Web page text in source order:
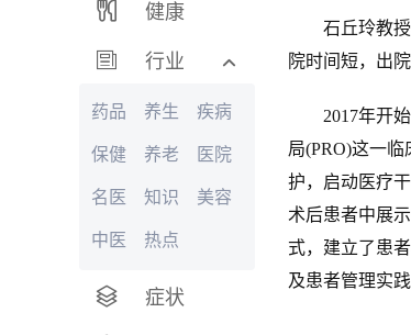
石丘玲教授
院时间短，出
2017年开始
局(PRO)这一
护，启动医疗
术后患者中展
式，建立了患
及患者管理实
健康
行业
药品 养生 疾病
保健 养老 医院
名医 知识 美容
中医 热点
症状